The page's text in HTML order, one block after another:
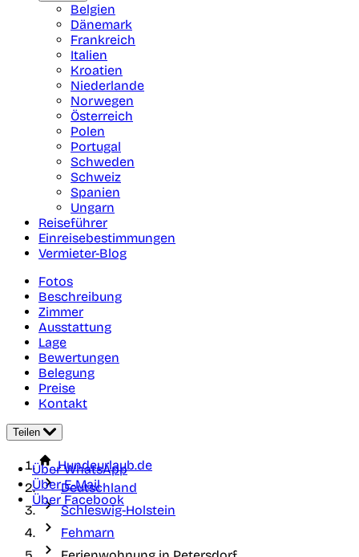
Belgien
Dänemark
Frankreich
Italien
Kroatien
Niederlande
Norwegen
Österreich
Polen
Portugal
Schweden
Schweiz
Spanien
Ungarn
Reiseführer
Einreisebestimmungen
Vermieter-Blog
Fotos
Beschreibung
Zimmer
Ausstattung
Lage
Bewertungen
Belegung
Preise
Kontakt
Teilen
Über WhatsApp
Über E-Mail
Über Facebook
Hundeurlaub.de
Deutschland
Schleswig-Holstein
Fehmarn